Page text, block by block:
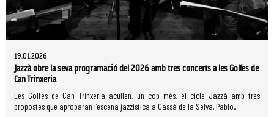
19.01.2026
Jazzà obre la seva programació del 2026 amb tres concerts a les Golfes de
Can Trinxeria
Les Golfes de Can Trinxeria acullen, un cop més, el cicle Jazzà amb tres
propostes que aproparan l’escena jazzística a Cassà de la Selva. Pablo...